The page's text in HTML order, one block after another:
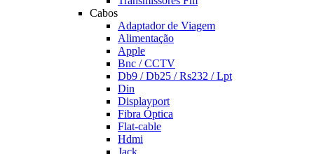
Cabos
Adaptador de Viagem
Alimentação
Apple
Bnc / CCTV
Db9 / Db25 / Rs232 / Lpt
Din
Displayport
Fibra Óptica
Flat-cable
Hdmi
Jack